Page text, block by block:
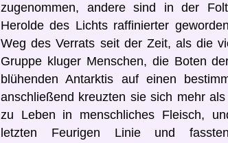
zugenommen, andere sind in der
Herolde des Lichts raffinierter
Weg des Verrats seit der Zeit, als die
Gruppe kluger Menschen, die Boten
blühenden Antarktis auf einen
anschließend kreuzten sie sich mehr
zu Leben in menschliches Fleisch,
letzten Feurigen Linie und